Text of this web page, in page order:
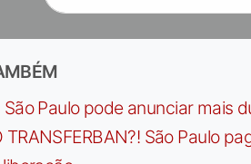
São Paulo pode anunciar mais
TRANSFERBAN?! São Paulo